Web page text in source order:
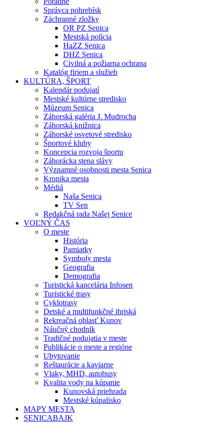
Správca pohrebísk
Záchranné zložky
OR PZ Senica
Mestská polícia
HaZZ Senica
DHZ Senica
Civilná a požiarna ochrana
Katalóg firiem a služieb
KULTÚRA, ŠPORT
Kalendár podujatí
Mestské kultúrne stredisko
Múzeum Senica
Záhorská galéria J. Mudrocha
Záhorská knižnica
Záhorské osvetové stredisko
Športové kluby
Koncepcia rozvoja športu
Záhorácka stena slávy
Významné osobnosti mesta Senica
Kronika mesta
Médiá
Naša Senica
TV Sen
Redakčná rada Našej Senice
VOĽNÝ ČAS
O meste
História
Pamiatky
Symboly mesta
Geografia
Demografia
Turistická kancelária Infosen
Turistické trasy
Cyklotrasy
Detské a multifunkčné ihriská
Rekreačná oblasť Kunov
Náučný chodník
Tradičné podujatia v meste
Publikácie o meste a regióne
Ubytovanie
Reštaurácie a kaviarne
Vlaky, MHD, autobusy
Kvalita vody na kúpanie
Kunovská priehrada
Mestské kúpalisko
MAPY MESTA
SENICABAJK